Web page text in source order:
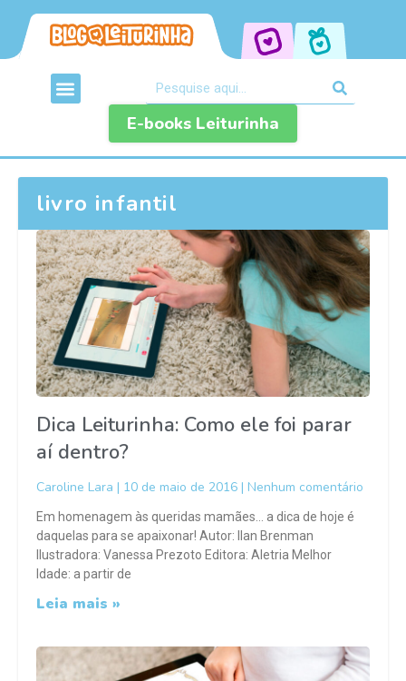
E-books Leiturinha
livro infantil
Dica Leiturinha: Como ele foi parar
aí dentro?
Caroline Lara 10 de maio de 2016 Nenhum comentário
Em homenagem às queridas mamães… a dica de hoje é
daquelas para se apaixonar! Autor: Ilan Brenman
Ilustradora: Vanessa Prezoto Editora: Aletria Melhor
Idade: a partir de
Leia mais »